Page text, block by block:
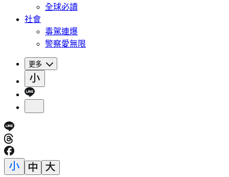
全球必讀
社會
毒駕連爆
警察愛無限
更多